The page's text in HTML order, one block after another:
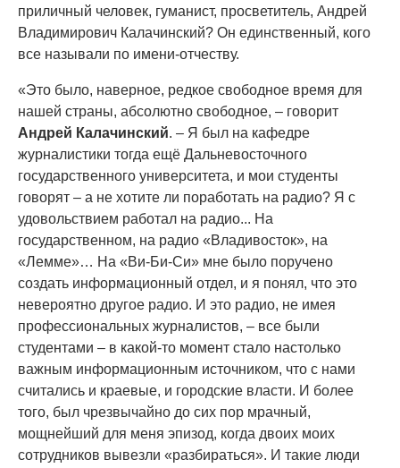
приличный человек, гуманист, просветитель, Андрей
Владимирович Калачинский? Он единственный, кого
все называли по имени-отчеству.
«Это было, наверное, редкое свободное время для
нашей страны, абсолютно свободное, – говорит
Андрей Калачинский. – Я был на кафедре
журналистики тогда ещё Дальневосточного
государственного университета, и мои студенты
говорят – а не хотите ли поработать на радио? Я с
удовольствием работал на радио... На
государственном, на радио «Владивосток», на
«Лемме»… На «Ви-Би-Си» мне было поручено
создать информационный отдел, и я понял, что это
невероятно другое радио. И это радио, не имея
профессиональных журналистов, – все были
студентами – в какой-то момент стало настолько
важным информационным источником, что с нами
считались и краевые, и городские власти. И более
того, был чрезвычайно до сих пор мрачный,
мощнейший для меня эпизод, когда двоих моих
сотрудников вывезли «разбираться». И такие люди